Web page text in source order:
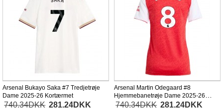
Arsenal Bukayo Saka #7 Tredjetrøje
Dame 2025-26 Kortærmet
740.34DKK 281.24DKK
Arsenal Martin Odegaard #8
Hjemmebanetrøje Dame 2025-26
Kortærmet
740.34DKK 281.24DKK